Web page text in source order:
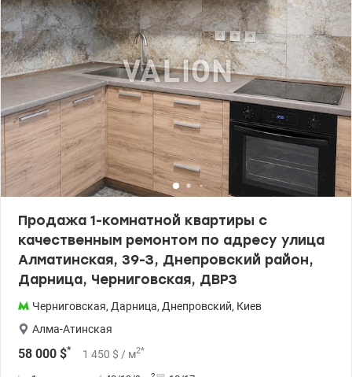
Продажа 1-комнатной квартиры с
качественным ремонтом по адресу улица
Алматинская, 39-З, Днепровский район,
Дарница, Черниговская, ДВРЗ
Черниговская, Дарница, Днепровский, Киев
Алма-Атинская
58 000 $* 1 450 $ / м2*